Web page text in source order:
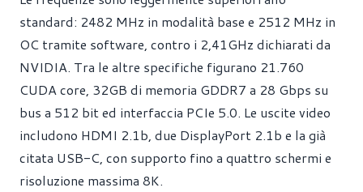
standard: 2482 MHz in modalità base e 2512 MHz in
OC tramite software, contro i 2,41GHz dichiarati da
NVIDIA. Tra le altre specifiche figurano 21.760
CUDA core, 32GB di memoria GDDR7 a 28 Gbps su
bus a 512 bit ed interfaccia PCIe 5.0. Le uscite video
includono HDMI 2.1b, due DisplayPort 2.1b e la già
citata USB-C, con supporto fino a quattro schermi e
risoluzione massima 8K.